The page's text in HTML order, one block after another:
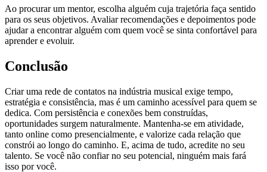
Ao procurar um mentor, escolha alguém cuja trajetória faça sentido
para os seus objetivos. Avaliar recomendações e depoimentos pode
ajudar a encontrar alguém com quem você se sinta confortável para
aprender e evoluir.
Conclusão
Criar uma rede de contatos na indústria musical exige tempo,
estratégia e consistência, mas é um caminho acessível para quem se
dedica. Com persistência e conexões bem construídas,
oportunidades surgem naturalmente. Mantenha-se em atividade,
tanto online como presencialmente, e valorize cada relação que
constrói ao longo do caminho. E, acima de tudo, acredite no seu
talento. Se você não confiar no seu potencial, ninguém mais fará
isso por você.